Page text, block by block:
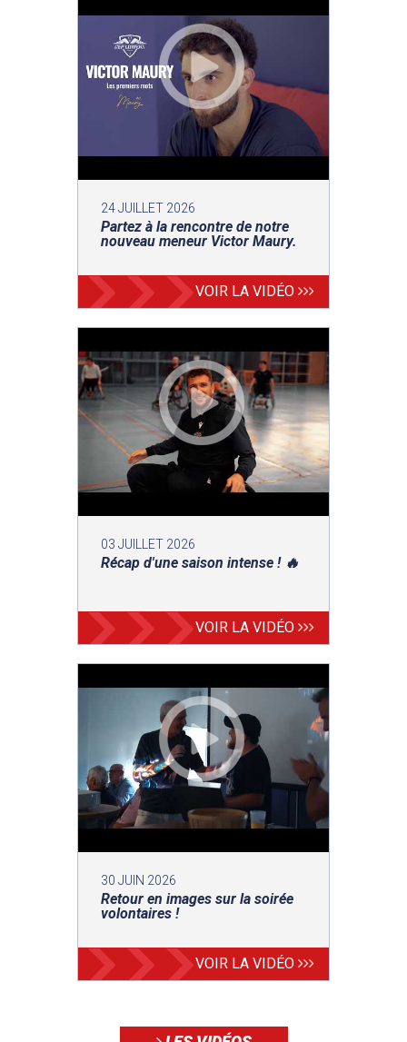
24 JUILLET 2026
Partez à la rencontre de notre
nouveau meneur Victor Maury.
VOIR LA VIDÉO
03 JUILLET 2026
Récap d'une saison intense ! 🔥
VOIR LA VIDÉO
30 JUIN 2026
Retour en images sur la soirée
volontaires !
VOIR LA VIDÉO